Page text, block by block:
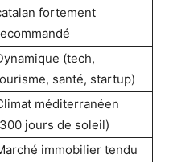
fortement
(tech,
santé, startup)
méditerranéen
jours de soleil)
immobilier tendu